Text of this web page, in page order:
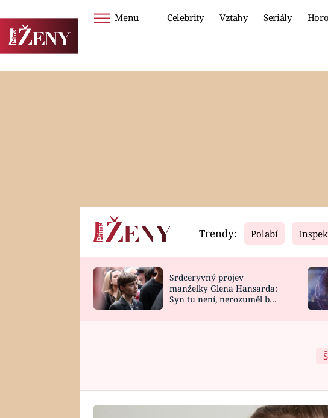
Menu Celebrity Vztahy Seriály
Horoskopy
HOROSKOP NA
Video
CELEBRITY
VAŘENÍ
Trendy: Polabí
Srdceryvný projev
manželky Glena Hansarda:
Syn tu není, nerozuměl by